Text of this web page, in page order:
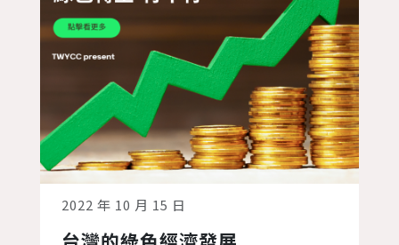
2022 年 10 月 15 日